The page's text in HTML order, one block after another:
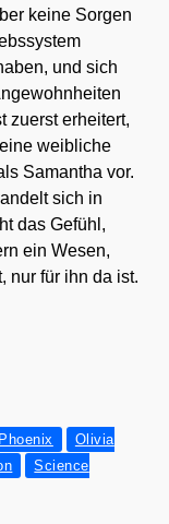
kei­ne Sor­gen
und sich
zuerst erhei­tert,
weib­li­che
Saman­tha vor.
sich in
das Gefühl,
ein Wesen,
nur für ihn da ist.
Olivia
Science